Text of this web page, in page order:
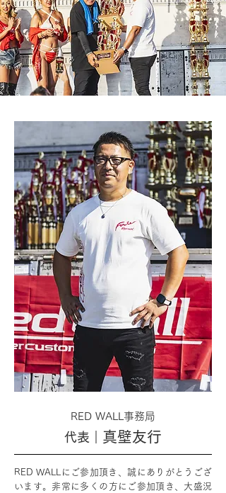
RED WALL事務局
代表｜ 真壁友行
RED WALLにご参加頂き、誠にありがとうござ
います。非常に多くの方にご参加頂き、大盛況